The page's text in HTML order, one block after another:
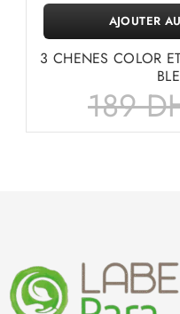
3 CHENES COLOR
BLE
189
AJOUTER